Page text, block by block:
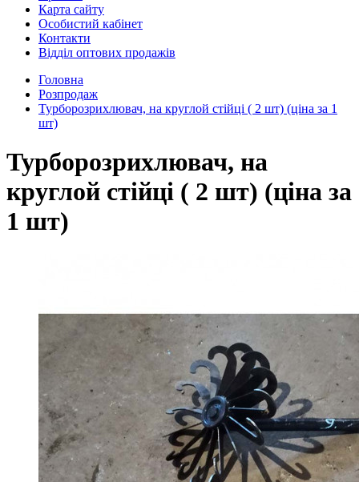
Карта сайту
Особистий кабінет
Контакти
Відділ оптових продажів
Головна
Розпродаж
Турборозрихлювач, на круглой стійці ( 2 шт) (ціна за 1
шт)
Турборозрихлювач, на
круглой стійці ( 2 шт) (ціна за
1 шт)